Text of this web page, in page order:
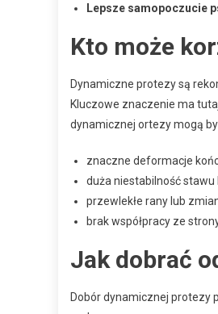
Lepsze samopoczucie
Kto może
Dynamiczne protezy są
Kluczowe znaczenie ma
dynamicznej ortezy mogą
znaczne deformacje
duża niestabilność stawu
przewlekłe rany lub
brak współpracy ze
Jak dobrać
Dobór dynamicznej protezy